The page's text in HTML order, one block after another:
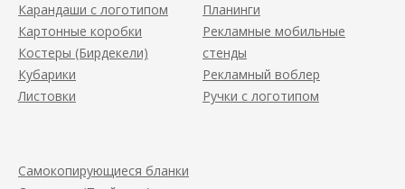
Карандаши с логотипом
Картонные коробки
Костеры (Бирдекели)
Кубарики
Листовки
Планинги
Рекламные мобильные
стенды
Рекламный воблер
Ручки с логотипом
Самокопирующиеся бланки